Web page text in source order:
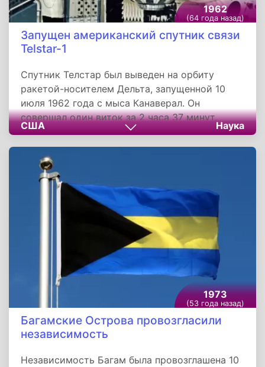
1962
(64 года назад)
Запущен американский спутник связи
Telstar-1
Спутник Телстар был выведен на орбиту
ракетой-носителем Дельта, запущенной 10
июля 1962 года с мыса Канаверал. Он
совершал один виток за 2 часа 37 минут,
наклонение орбиты по отношению к
плоскости экватора составляло 45 градусов,
так что вести трансатлантическую передачу
сигнала спутник мог лишь 20 минут в течение
витка. Перигей орбиты составлял 952
километров, апогей - 5 632 километра.
Передача пробного телевизионного сигнала
состоялась уже в день запуска.
США Наука
1973
(53 года назад)
Багамские Острова провозгласили
независимость
Независимость Багам была провозглашена 10